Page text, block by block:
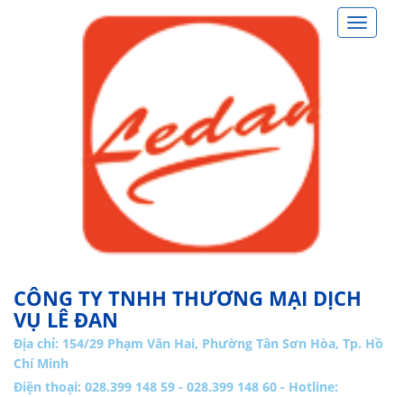
Toggle
CÔNG TY TNHH THƯƠNG MẠI DỊCH
VỤ LÊ ĐAN
Địa chỉ: 154/29 Phạm Văn Hai, Phường Tân Sơn Hòa, Tp. Hồ
Chí Minh
Điện thoại: 028.399 148 59 - 028.399 148 60 - Hotline: